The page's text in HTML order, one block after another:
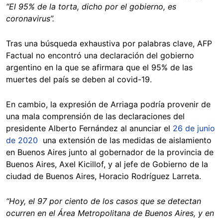
“El 95% de la torta, dicho por el gobierno, es
coronavirus”.
Tras una búsqueda exhaustiva por palabras clave, AFP
Factual no encontró una declaración del gobierno
argentino en la que se afirmara que el 95% de las
muertes del país se deben al covid-19.
En cambio, la expresión de Arriaga podría provenir de
una mala comprensión de las declaraciones del
presidente Alberto Fernández al anunciar el 26 de junio
de 2020 una extensión de las medidas de aislamiento
en Buenos Aires junto al gobernador de la provincia de
Buenos Aires, Axel Kicillof, y al jefe de Gobierno de la
ciudad de Buenos Aires, Horacio Rodríguez Larreta.
“Hoy, el 97 por ciento de los casos que se detectan
ocurren en el Área Metropolitana de Buenos Aires, y en